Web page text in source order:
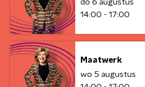
do 6 augustus
14:00 - 17:00
Maatwerk
wo 5 augustus